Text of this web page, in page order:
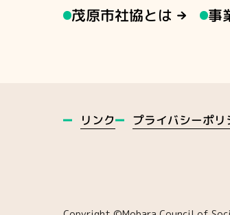
茂原市社協とは 事
リンク プライバシーポリ